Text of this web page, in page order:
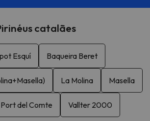
catalães
Esquí Baqueira Beret
La Molina Masella
Port del Comte Vallter 2000